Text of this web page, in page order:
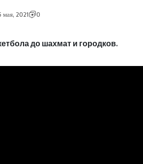
мая, 2021 0
до шахмат и городков.